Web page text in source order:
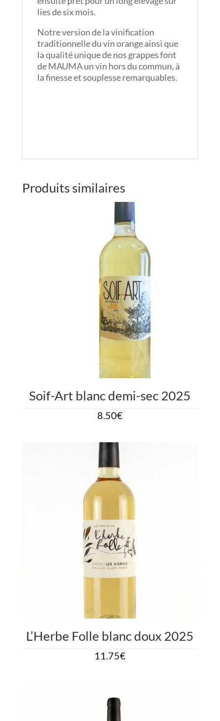
lies de six mois.
Notre version de la vinification
traditionnelle du vin orange ainsi que
la qualité unique de nos grappes font
de MAUMA un vin hors du commun, à
la finesse et souplesse remarquables.
Produits similaires
Soif-Art blanc demi-sec 2025
8.50€
L’Herbe Folle blanc doux 2025
11.75€